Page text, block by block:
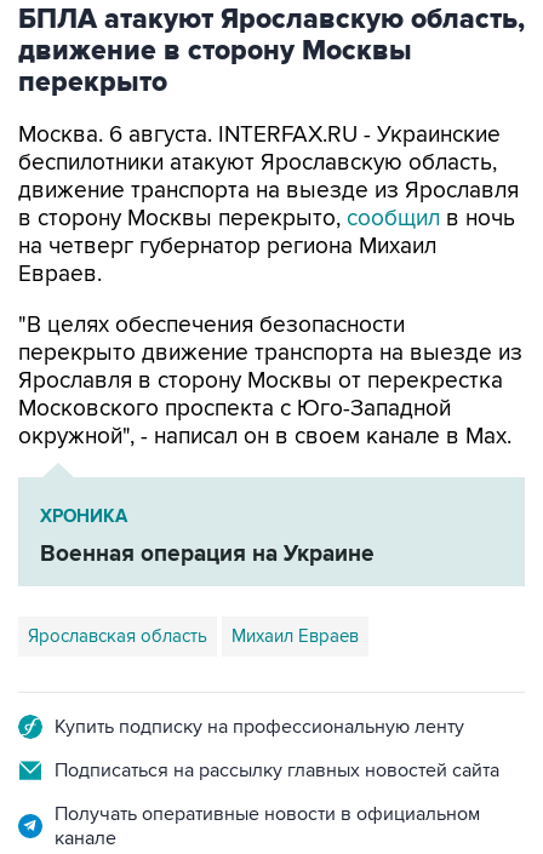
БПЛА атакуют Ярославскую область,
движение в сторону Москвы
перекрыто
Москва. 6 августа. INTERFAX.RU - Украинские
беспилотники атакуют Ярославскую область,
движение транспорта на выезде из Ярославля
в сторону Москвы перекрыто, сообщил в ночь
на четверг губернатор региона Михаил
Евраев.
"В целях обеспечения безопасности
перекрыто движение транспорта на выезде из
Ярославля в сторону Москвы от перекрестка
Московского проспекта с Юго-Западной
окружной", - написал он в своем канале в Мах.
ХРОНИКА
Военная операция на Украине
Ярославская область Михаил Евраев
Купить подписку на профессиональную ленту
Подписаться на рассылку главных новостей сайта
Получать оперативные новости в официальном
канале